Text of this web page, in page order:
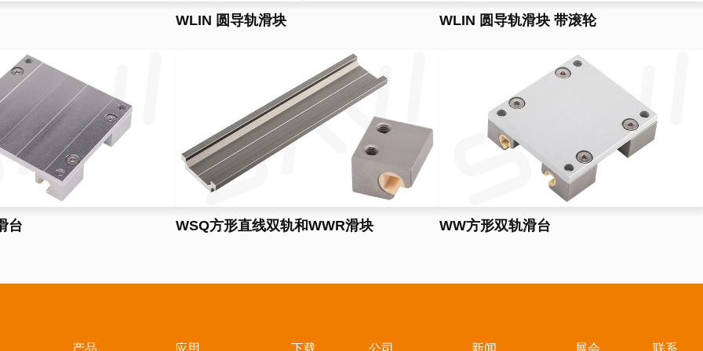
WLIN 圆导轨滑块 WLIN 圆导轨滑块 带滚轮
台 WSQ方形直线双轨和WWR滑块 WW方形双轨滑台